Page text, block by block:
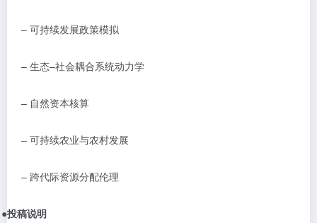
– 可持续发展政策模拟
– 生态–社会耦合系统动力学
– 自然资本核算
– 可持续农业与农村发展
– 跨代际资源分配伦理
●投稿说明